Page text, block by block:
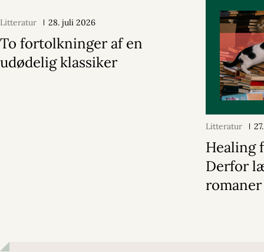
Litteratur 28. juli 2026
To fortolkninger af en
udødelig klassiker
Litteratur
Healing
Derfor